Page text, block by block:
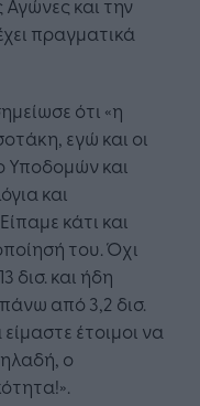
πραγματικά
ότι «η
εγώ και οι
Υποδομών και
και
κάτι και
του. Όχι
δισ. και ήδη
από 3,2 δισ.
έτοιμοι να
ο